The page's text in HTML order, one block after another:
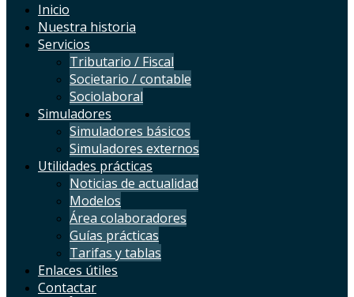
Inicio
Nuestra historia
Servicios
Tributario / Fiscal
Societario / contable
Sociolaboral
Simuladores
Simuladores básicos
Simuladores externos
Utilidades prácticas
Noticias de actualidad
Modelos
Área colaboradores
Guías prácticas
Tarifas y tablas
Enlaces útiles
Contactar